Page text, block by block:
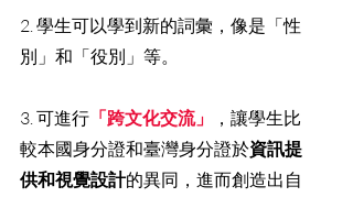
2. 學生可以學到新的詞彙，像是「性
別」和「役別」等。
3. 可進行 「跨文化交流」
，讓學生比
較本國身分證和臺灣身分證於資訊提
供和視覺設計的異同，進而創造出自